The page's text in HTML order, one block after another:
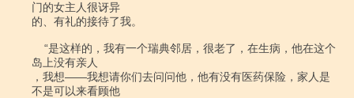
门的女主人很讶异
的、有礼的接待了我。
岛上没有亲人
，我想――我想请你们去问问他，他有没有医药保险，家人是
不是可以来看顾他